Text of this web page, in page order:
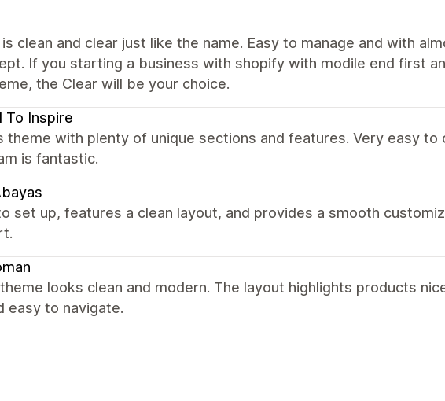
clean and clear just like the name. Easy to manage and with
If you starting a business with shopify with modile end first
the Clear will be your choice.
To Inspire
theme with plenty of unique sections and features. Very easy to
is fantastic.
set up, features a clean layout, and provides a smooth
looks clean and modern. The layout highlights products
easy to navigate.